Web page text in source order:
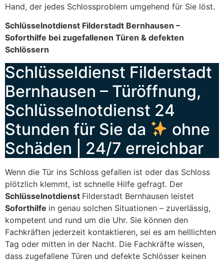
Hand, der jedes Schlossproblem umgehend für Sie löst.
Schlüsselnotdienst Filderstadt Bernhausen –
Soforthilfe bei zugefallenen Türen & defekten
Schlössern
Schlüsseldienst Filderstadt
Bernhausen – Türöffnung,
Schlüsselnotdienst 24
Stunden für Sie da
ohne
Schäden | 24/7 erreichbar
Wenn die Tür ins Schloss gefallen ist oder das Schloss
plötzlich klemmt, ist schnelle Hilfe gefragt. Der
Schlüsselnotdienst Filderstadt Bernhausen leistet
Soforthilfe in genau solchen Situationen – zuverlässig,
kompetent und rund um die Uhr. Sie können den
Fachkräften jederzeit kontaktieren, sei es am helllichten
Tag oder mitten in der Nacht. Die Fachkräfte wissen,
dass zugefallene Türen und defekte Schlösser keinen